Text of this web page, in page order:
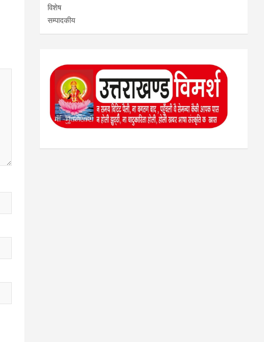
विशेष
सम्पादकीय